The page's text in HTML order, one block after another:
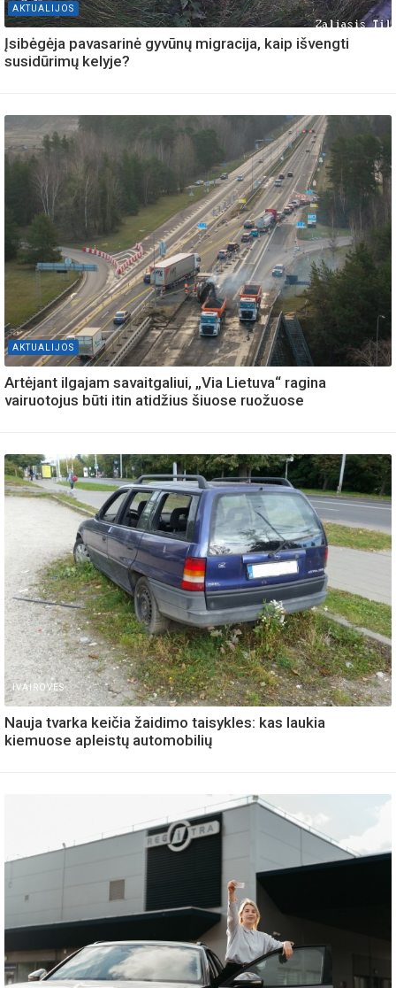
AKTUALIJOS
Įsibėgėja pavasarinė gyvūnų migracija, kaip išvengti
susidūrimų kelyje?
AKTUALIJOS
Artėjant ilgajam savaitgaliui, „Via Lietuva“ ragina
vairuotojus būti itin atidžius šiuose ruožuose
IVAIROVES
Nauja tvarka keičia žaidimo taisykles: kas laukia
kiemuose apleistų automobilių